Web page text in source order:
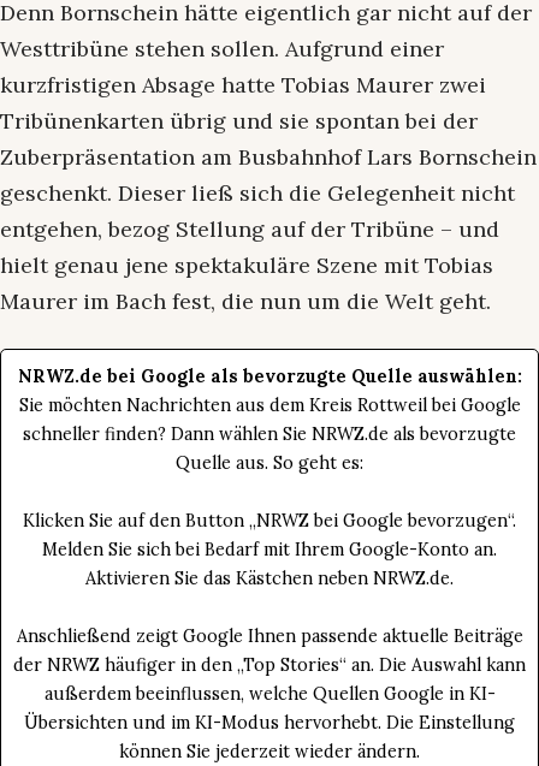
Denn Bornschein hätte eigentlich gar nicht auf der
Westtribüne stehen sollen. Aufgrund einer
kurzfristigen Absage hatte Tobias Maurer zwei
Tribünenkarten übrig und sie spontan bei der
Zuberpräsentation am Busbahnhof Lars Bornschein
geschenkt. Dieser ließ sich die Gelegenheit nicht
entgehen, bezog Stellung auf der Tribüne – und
hielt genau jene spektakuläre Szene mit Tobias
Maurer im Bach fest, die nun um die Welt geht.
NRWZ.de bei Google als bevorzugte Quelle auswählen:
Sie möchten Nachrichten aus dem Kreis Rottweil bei Google
schneller finden? Dann wählen Sie NRWZ.de als bevorzugte
Quelle aus. So geht es:
Klicken Sie auf den Button „NRWZ bei Google bevorzugen“.
Melden Sie sich bei Bedarf mit Ihrem Google-Konto an.
Aktivieren Sie das Kästchen neben NRWZ.de.
Anschließend zeigt Google Ihnen passende aktuelle Beiträge
der NRWZ häufiger in den „Top Stories“ an. Die Auswahl kann
außerdem beeinflussen, welche Quellen Google in KI-
Übersichten und im KI-Modus hervorhebt. Die Einstellung
können Sie jederzeit wieder ändern.